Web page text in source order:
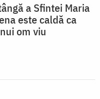
a Sfintei Maria
este caldă ca
om viu